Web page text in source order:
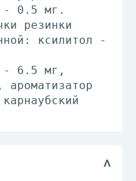
- 0.5 мг.
резинки
ксилитол -
- 6.5 мг,